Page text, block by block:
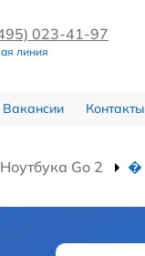
023-41-97
линия
Вакансии Контакты
Go 2 �